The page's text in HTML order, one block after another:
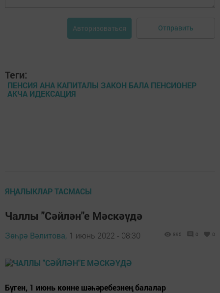
Авторизоваться Отправить
Теги:
ПЕНСИЯ АНА КАПИТАЛЫ ЗАКОН БАЛА ПЕНСИОНЕР
АКЧА ИДЕКСАЦИЯ
ЯҢАЛЫКЛАР ТАСМАСЫ
Чаллы "Сәйлән"е Мәскәүдә
Зөһрә Вәлитова, 1 июнь 2022 - 08:30 895 0 0
Бүген, 1 июнь көнне шәһәребезнең балалар